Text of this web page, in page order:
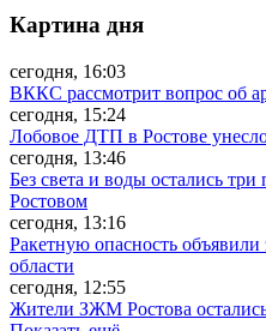
Картина дня
сегодня, 16:03
ВККС рассмотрит вопрос об
сегодня, 15:24
Лобовое ДТП в Ростове
сегодня, 13:46
Без света и воды остались
Ростовом
сегодня, 13:16
Ракетную опасность
области
сегодня, 12:55
Жители ЗЖМ Ростова